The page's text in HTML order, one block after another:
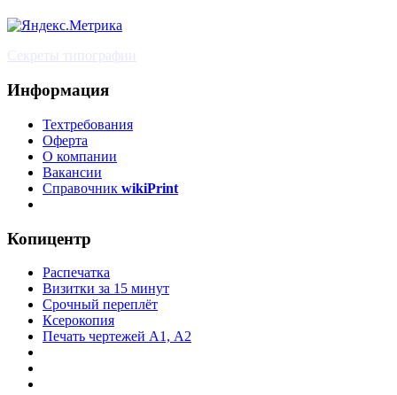
Секреты типографии
Информация
Техтребования
Оферта
О компании
Вакансии
Справочник wikiPrint
Копицентр
Распечатка
Визитки за 15 минут
Срочный переплёт
Ксерокопия
Печать чертежей А1, А2